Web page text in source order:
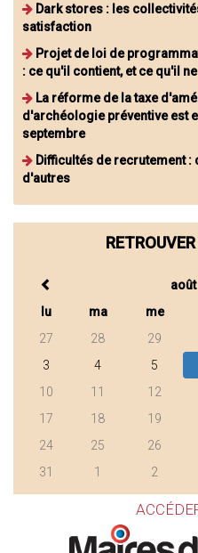
Dark stores : les
satisfaction
Projet de loi de
: ce qu'il contient, et ce qu'il
La réforme de la taxe
d'archéologie préventive est
septembre
Difficultés de recrutement
d'autres
lu
ma me
27
28 29
3
4 5
10
11 12
17
18 19
24
25 26
31
1 2